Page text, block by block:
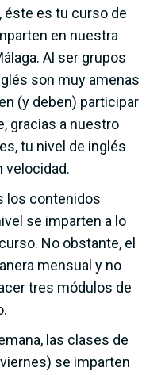
, éste es tu curso de
en nuestra
Al ser grupos
son muy amenas
(y deben) participar
gracias a nuestro
tu nivel de inglés
velocidad.
los contenidos
se imparten a lo
No obstante, el
mensual y no
tres módulos de
las clases de
se imparten